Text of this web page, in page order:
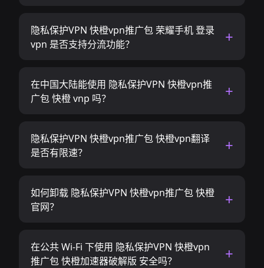
隐私保护VPN 快橙vpn推广包 荣耀手机 登录
vpn 是否支持分流功能？
在中国大陆能使用 隐私保护VPN 快橙vpn推
广包 快橙 vnp 吗？
隐私保护VPN 快橙vpn推广包 快橙vpn翻译
是否有限速？
如何卸载 隐私保护VPN 快橙vpn推广包 快橙
官网？
在公共 Wi-Fi 下使用 隐私保护VPN 快橙vpn
推广包 快橙加速器破解版 安全吗？